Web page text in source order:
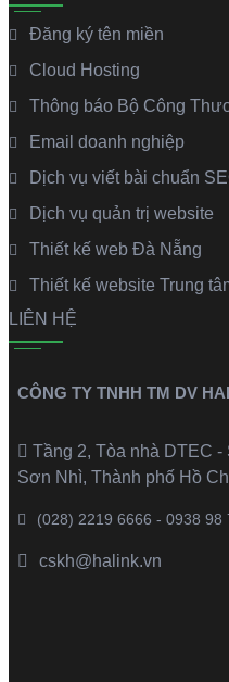
Đăng ký tên miền
Cloud Hosting
Thông báo Bộ Công
Email doanh nghiệp
Dịch vụ viết bài chuẩn
Dịch vụ quản trị website
Thiết kế web Đà Nẵng
Thiết kế website Trung
LIÊN HỆ
CÔNG TY TNHH TM DV
Tầng 2, Tòa nhà DTEC -
Sơn Nhì, Thành phố Hồ
(028) 2219 6666 - 0938 98
cskh@halink.vn